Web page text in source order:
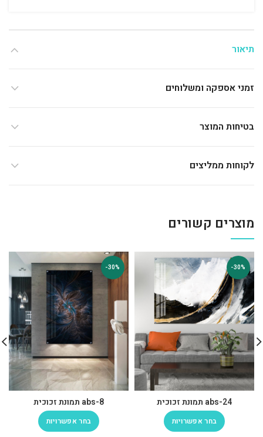
תיאור
זמני אספקה ומשלוחים
בטיחות המוצר
לקוחות ממליצים
מוצרים קשורים
-30%
abs-24 תמונת זכוכית
בחר אפשרויות
-30%
abs-8 תמונת זכוכית
בחר אפשרויות